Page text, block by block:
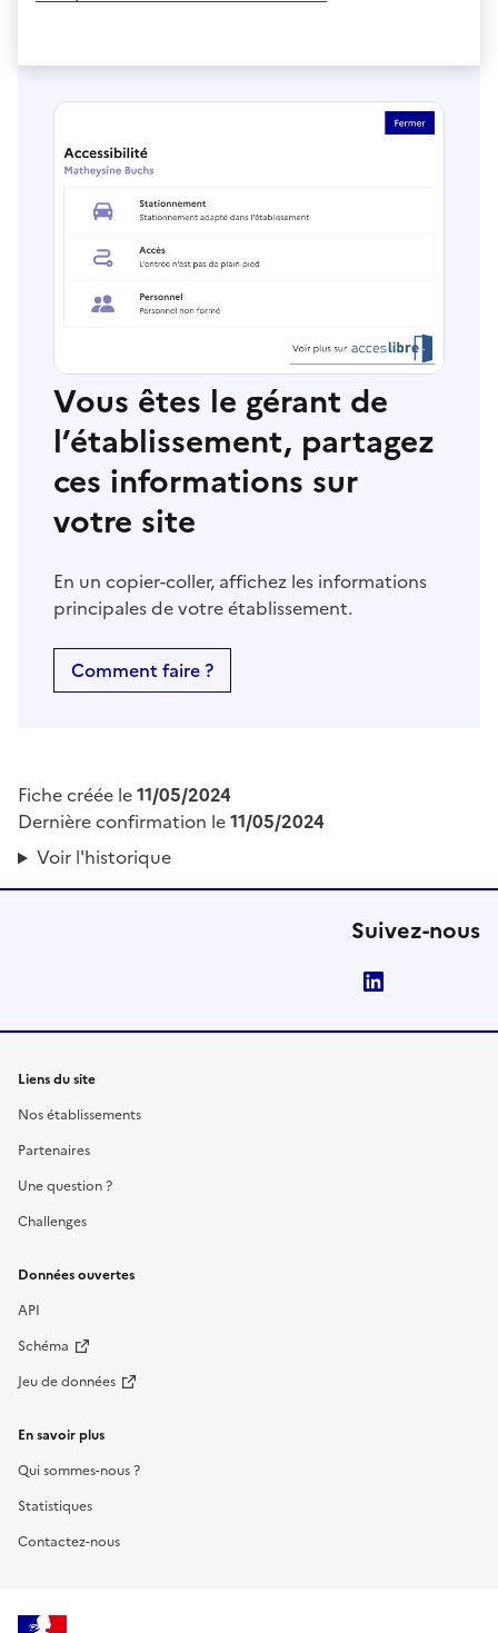
Vous êtes le gérant de
l’établissement, partagez
ces informations sur
votre site
En un copier-coller, affichez les informations
principales de votre établissement.
Comment faire ?
Fiche créée le11/05/2024
Dernière confirmation le11/05/2024
Voir l'historique
Suivez-nous
Liens du site
Nos établissements
Partenaires
Une question ?
Challenges
Données ouvertes
API
Schéma
Jeu de données
En savoir plus
Qui sommes-nous ?
Statistiques
Contactez-nous